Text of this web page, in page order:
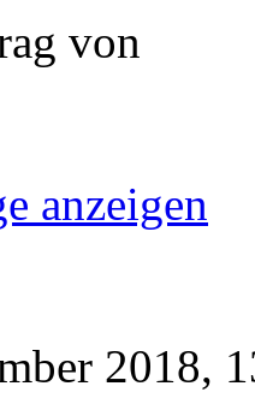
von
anzeigen
2018,